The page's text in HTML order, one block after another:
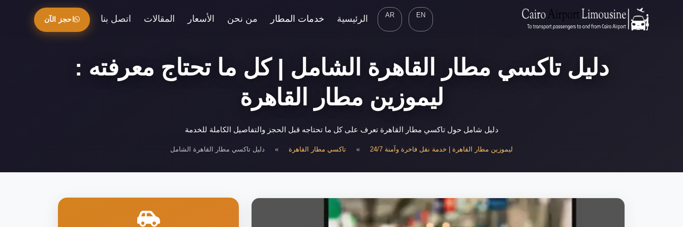
EN
AR الرئيسية خدمات المطار من نحن الأسعار المقالات اتصل بنا احجز الآن
دليل تاكسي مطار القاهرة الشامل | كل ما تحتاج معرفته :
ليموزين مطار القاهرة
دليل شامل حول تاكسي مطار القاهرة تعرف على كل ما تحتاجه قبل الحجز والتفاصيل الكاملة للخدمة
ليموزين مطار القاهرة | خدمة نقل فاخرة وآمنة 24/7 » تاكسي مطار القاهرة » دليل تاكسي مطار القاهرة الشامل